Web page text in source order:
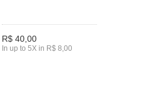
R$ 40,00
In up to 5X in R$ 8,00